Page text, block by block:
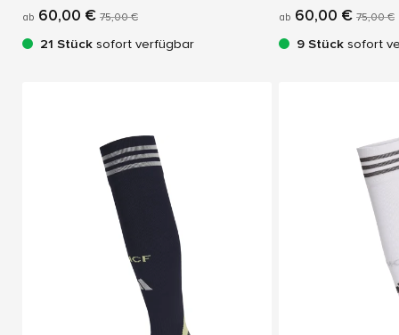
ab 60,00 € 75,00 €
21 Stück sofort verfügbar
ab 60,00 € 75,00 €
9 Stück sofort